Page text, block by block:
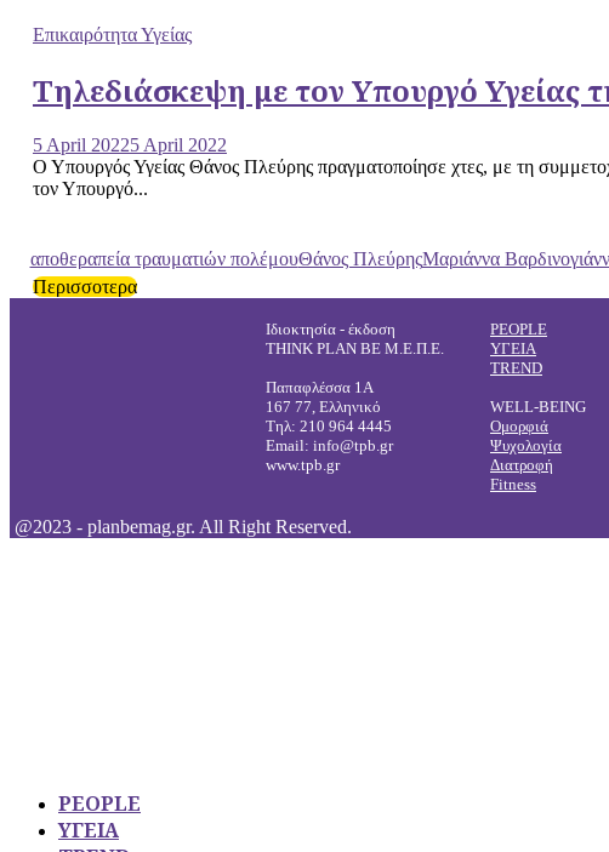
Επικαιρότητα Υγείας
Τηλεδιάσκεψη με τον Υπουργό Υγείας
5 April 20225 April 2022
Ο Υπουργός Υγείας Θάνος Πλεύρης πραγματοποίησε χτες, με τη
τον Υπουργό...
αποθεραπεία τραυματιών πολέμουΘάνος ΠλεύρηςΜαριάννα
Περισσοτερα
Ιδιοκτησία - έκδοση
THINK PLAN BE Μ.Ε.Π.Ε.
Παπαφλέσσα 1Α
167 77, Ελληνικό
Τηλ: 210 964 4445
Email: info@tpb.gr
www.tpb.gr
PEOPLE
ΥΓΕΙΑ
TREND
WELL-BEING
Ομορφιά
Ψυχολογία
Διατροφή
Fitness
@2023 - planbemag.gr. All Right Reserved.
PEOPLE
ΥΓΕΙΑ